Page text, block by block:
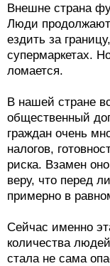
Внешне страна
Люди продолжают
ездить за
супермаркетах.
ломается.
В нашей стране
общественный
граждан очень
налогов,
риска. Взамен
веру, что перед
примерно в
Сейчас именно
количества
стала не сама